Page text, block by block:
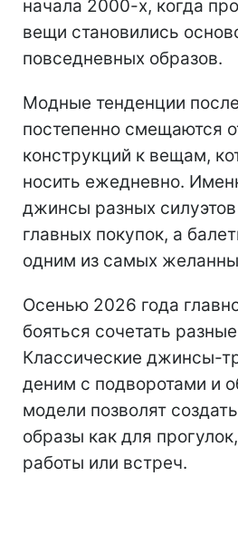
начала 2000-х, когда
вещи становились
повседневных образов.
Модные тенденции
постепенно смещаются
конструкций к вещам,
носить ежедневно.
джинсы разных
главных покупок, а
одним из самых
Осенью 2026 года
бояться сочетать
Классические джинсы-
деним с подворотами и
модели позволят
образы как для
работы или встреч.